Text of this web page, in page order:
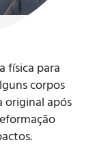
física para
corpos
original após